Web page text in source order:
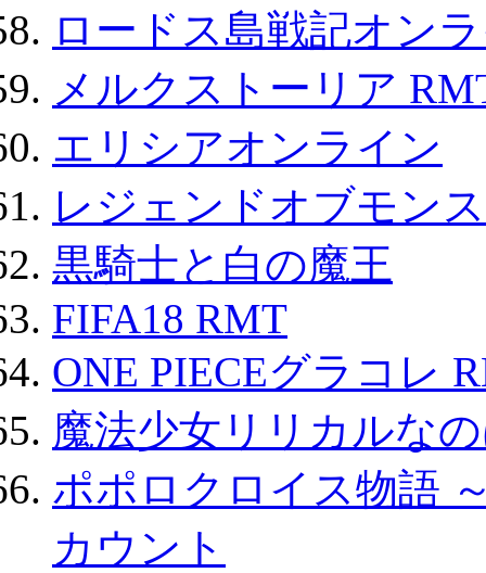
ロードス島戦記オン
メルクストーリア
エリシアオンライン
レジェンドオブモン
黒騎士と白の魔王
FIFA18 RMT
ONE PIECEグラコレ
魔法少女リリカルな
ポポロクロイス物語
カウント